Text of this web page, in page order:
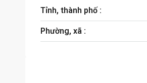
Tỉnh, thành phố :
Phường, xã :